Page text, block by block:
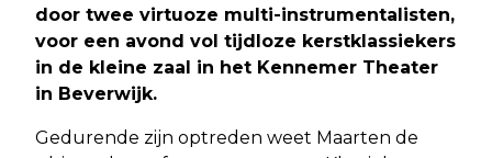
door twee virtuoze multi-instrumentalisten,
voor een avond vol tijdloze kerstklassiekers
in de kleine zaal in het Kennemer Theater
in Beverwijk.
Gedurende zijn optreden weet Maarten de